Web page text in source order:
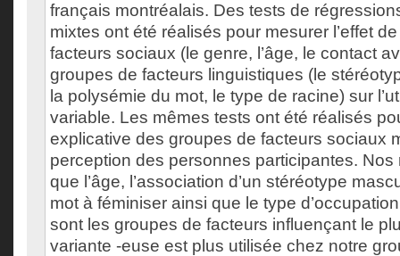
français montréalais. Des tests de
mixtes ont été réalisés pour mesurer l’effet
facteurs sociaux (le genre, l’âge, le contact
groupes de facteurs linguistiques (le
la polysémie du mot, le type de racine) sur
variable. Les mêmes tests ont été réalisés
explicative des groupes de facteurs sociaux
perception des personnes participantes. Nos
que l’âge, l’association d’un stéréotype
mot à féminiser ainsi que le type
sont les groupes de facteurs influençant le
variante -euse est plus utilisée chez notre